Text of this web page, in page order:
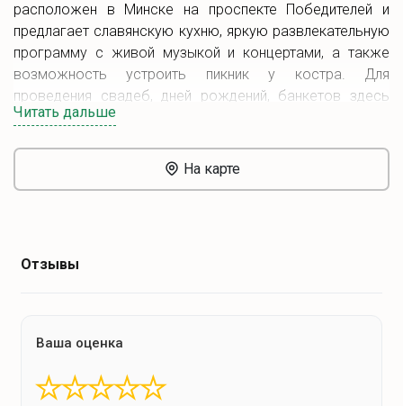
расположен в Минске на проспекте Победителей и
предлагает славянскую кухню, яркую развлекательную
программу с живой музыкой и концертами, а также
возможность устроить пикник у костра. Для
проведения свадеб, дней рождений, банкетов здесь
разработаны специальные меню и услуги выездного
Читать дальше
На карте
Отзывы
Ваша оценка
★
★
★
★
★